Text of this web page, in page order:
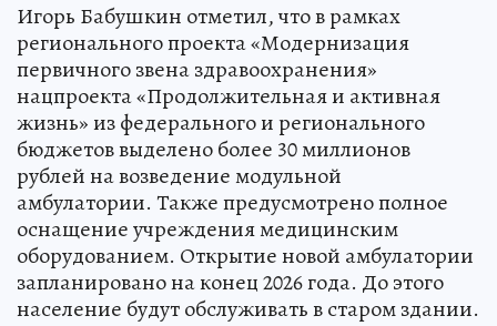
Игорь Бабушкин отметил, что в рамках
регионального проекта «Модернизация
первичного звена здравоохранения»
нацпроекта «Продолжительная и активная
жизнь» из федерального и регионального
бюджетов выделено более 30 миллионов
рублей на возведение модульной
амбулатории. Также предусмотрено полное
оснащение учреждения медицинским
оборудованием. Открытие новой амбулатории
запланировано на конец 2026 года. До этого
население будут обслуживать в старом здании.